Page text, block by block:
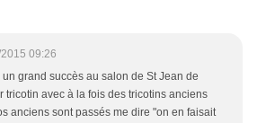
09:26
un grand succès au salon de St Jean de
tricotin avec à la fois des tricotins anciens
anciens sont passés me dire "on en faisait